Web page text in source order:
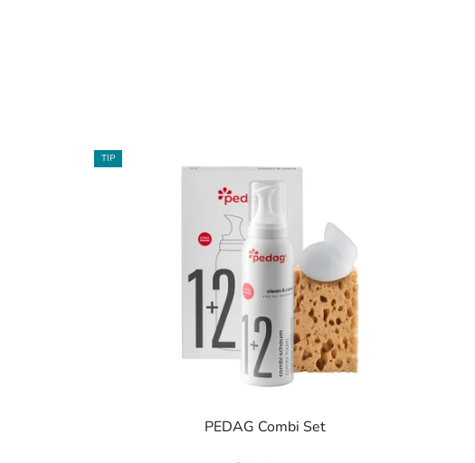
TIP
PEDAG Combi Set